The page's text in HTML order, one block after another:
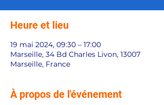
Heure et lieu
19 mai 2024, 09:30 – 17:00
Marseille, 34 Bd Charles Livon, 13007
Marseille, France
À propos de l'événement